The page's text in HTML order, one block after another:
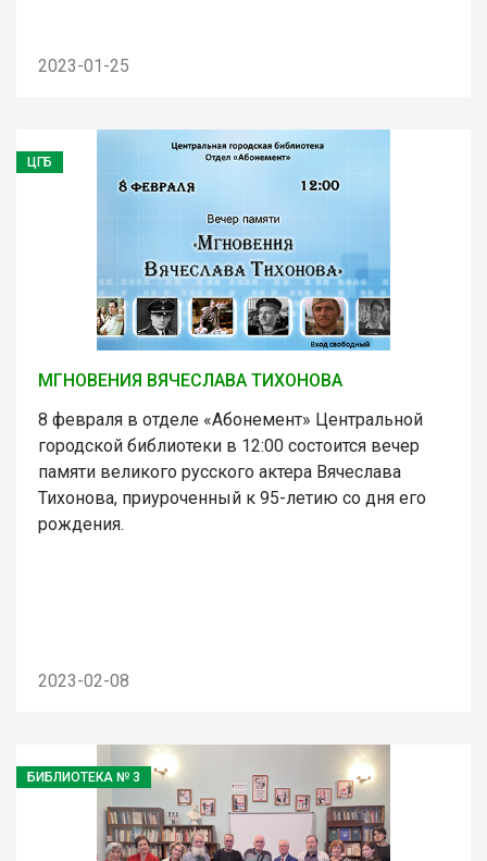
2023-01-25
ЦГБ
МГНОВЕНИЯ ВЯЧЕСЛАВА ТИХОНОВА
8 февраля в отделе «Абонемент» Центральной
городской библиотеки в 12:00 состоится вечер
памяти великого русского актера Вячеслава
Тихонова, приуроченный к 95-летию со дня его
рождения.
2023-02-08
БИБЛИОТЕКА № 3